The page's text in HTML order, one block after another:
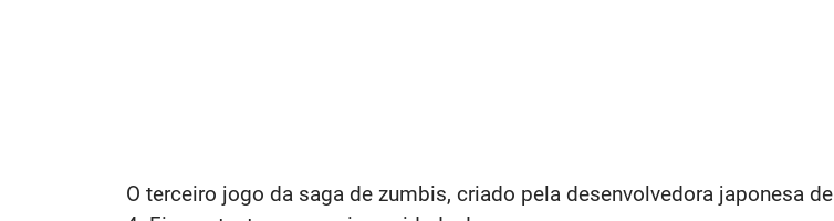
O terceiro jogo da saga de zumbis, criado pela desenvolvedora japonesa